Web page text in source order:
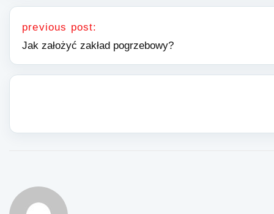
Nawigacja wpisu
previous post:
Jak założyć zakład pogrzebowy?